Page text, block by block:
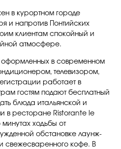
в курортном городе
и напротив Понтийских
клиентам спокойный и
атмосфере.
оформленных в современном
телевизором,
работает в
гостям подают бесплатный
блюда итальянской и
в ресторане Ristorante le
ходьбы от
обстановке лаунж-
свежесваренного кофе. В